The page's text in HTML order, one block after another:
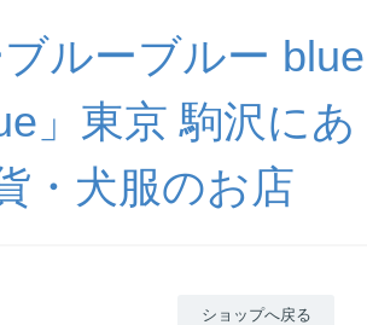
ブルーブルー blue
」東京 駒沢にあ
・犬服のお店
ショップへ戻る